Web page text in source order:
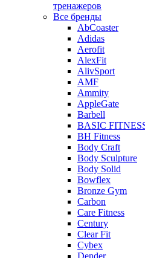
тренажеров
Все бренды
AbCoaster
Adidas
Aerofit
AlexFit
AlivSport
AMF
Ammity
AppleGate
Barbell
BASIC
BH Fitness
Body Craft
Body Sculpture
Body Solid
Bowflex
Bronze Gym
Carbon
Care Fitness
Century
Clear Fit
Cybex
Dender